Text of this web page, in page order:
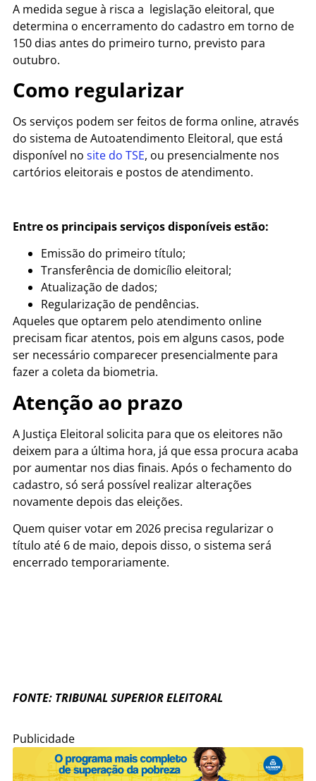
A medida segue à risca a legislação eleitoral, que
determina o encerramento do cadastro em torno de
150 dias antes do primeiro turno, previsto para
outubro.
Como regularizar
Os serviços podem ser feitos de forma online, através
do sistema de Autoatendimento Eleitoral, que está
disponível no site do TSE, ou presencialmente nos
cartórios eleitorais e postos de atendimento.
Entre os principais serviços disponíveis estão:
Emissão do primeiro título;
Transferência de domicílio eleitoral;
Atualização de dados;
Regularização de pendências.
Aqueles que optarem pelo atendimento online
precisam ficar atentos, pois em alguns casos, pode
ser necessário comparecer presencialmente para
fazer a coleta da biometria.
Atenção ao prazo
A Justiça Eleitoral solicita para que os eleitores não
deixem para a última hora, já que essa procura acaba
por aumentar nos dias finais. Após o fechamento do
cadastro, só será possível realizar alterações
novamente depois das eleições.
Quem quiser votar em 2026 precisa regularizar o
título até 6 de maio, depois disso, o sistema será
encerrado temporariamente.
FONTE: TRIBUNAL SUPERIOR ELEITORAL
Publicidade